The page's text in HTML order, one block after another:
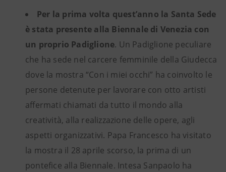
Per la prima volta quest’anno la Santa Sede
è stata presente alla Biennale di Venezia con
un proprio Padiglione. Un Padiglione peculiare
che ha sede nel carcere femminile della Giudecca
dove la mostra “Con i miei occhi” ha coinvolto le
persone detenute per lavorare con otto artisti
affermati chiamati da tutto il mondo alla
creatività, alla realizzazione delle opere, agli
aspetti organizzativi. Papa Francesco ha visitato
la mostra il 28 aprile scorso, la prima di un
pontefice alla Biennale. Intesa Sanpaolo ha